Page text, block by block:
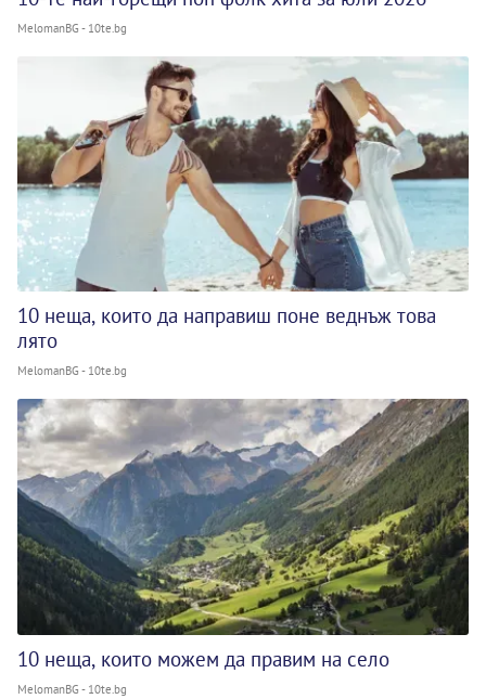
MelomanBG - 10te.bg
10 неща, които да направиш поне веднъж това
лято
MelomanBG - 10te.bg
10 неща, които можем да правим на село
MelomanBG - 10te.bg